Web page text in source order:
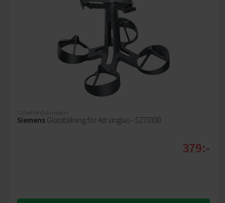
Tillbehör diskmaskin
Siemens Glasställning för 4st vinglas - SZ73300
379:-